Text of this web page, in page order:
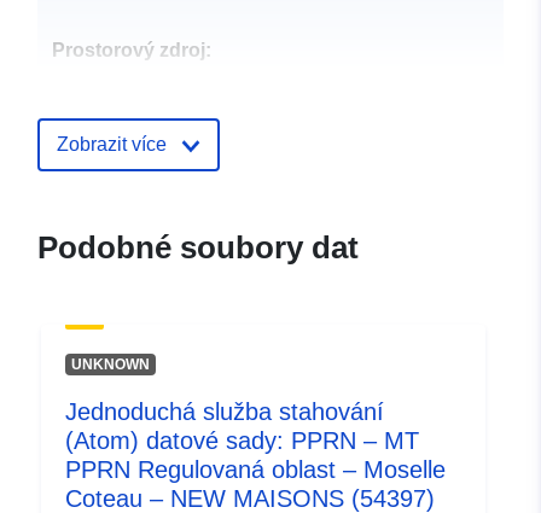
Prostorový zdroj:
2765803cfbc3
Typ:
Datový zdroj:
http://inspire.ec.europa.eu/
codelist/ResourceType/services
Zobrazit více
Podobné soubory dat
UNKNOWN
Jednoduchá služba stahování
(Atom) datové sady: PPRN – MT
PPRN Regulovaná oblast – Moselle
Coteau – NEW MAISONS (54397)